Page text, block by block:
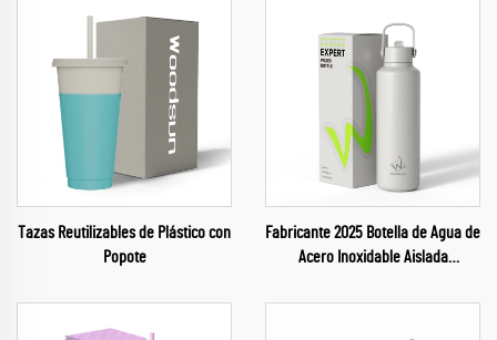
Tazas Reutilizables de Plástico con
Popote
Fabricante 2025 Botella de Agua de
Acero Inoxidable Aislada